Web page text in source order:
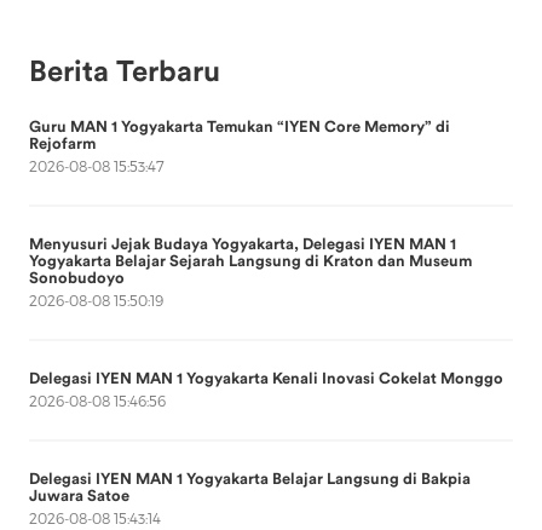
Berita Terbaru
Guru MAN 1 Yogyakarta Temukan “IYEN Core Memory” di
Rejofarm
2026-08-08 15:53:47
Menyusuri Jejak Budaya Yogyakarta, Delegasi IYEN MAN 1
Yogyakarta Belajar Sejarah Langsung di Kraton dan Museum
Sonobudoyo
2026-08-08 15:50:19
Delegasi IYEN MAN 1 Yogyakarta Kenali Inovasi Cokelat Monggo
2026-08-08 15:46:56
Delegasi IYEN MAN 1 Yogyakarta Belajar Langsung di Bakpia
Juwara Satoe
2026-08-08 15:43:14